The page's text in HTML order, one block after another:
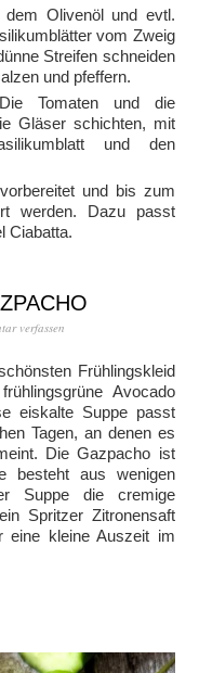
Olivenöl und evtl.
vom Zweig
Streifen schneiden
und pfeffern.
Tomaten und die
Gläser schichten, mit
und den
und bis zum
werden. Dazu passt
Ciabatta.
verfassen
Frühlingskleid
Avocado
eiskalte Suppe passt
Tagen, an denen es
Die Gazpacho ist
besteht aus wenigen
Suppe die cremige
Spritzer Zitronensaft
eine kleine Auszeit im